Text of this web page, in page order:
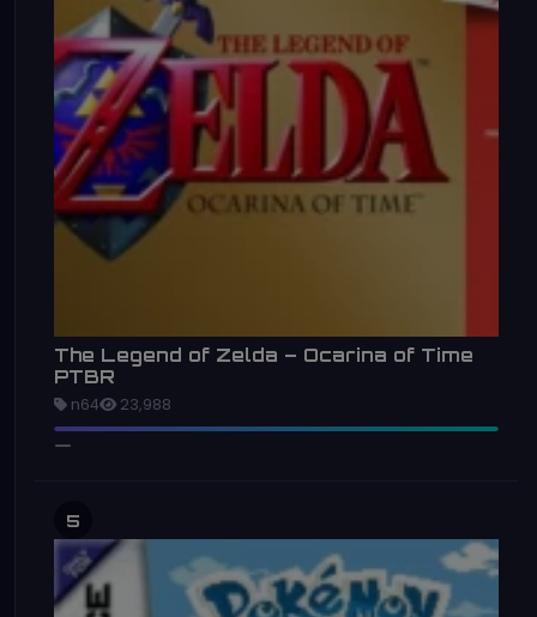
The Legend of Zelda – Ocarina of Time
PTBR
n64 23,988
5